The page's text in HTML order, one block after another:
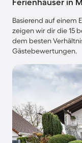
Basierend auf einem
zeigen wir dir die 15
dem besten
Gästebewertungen.